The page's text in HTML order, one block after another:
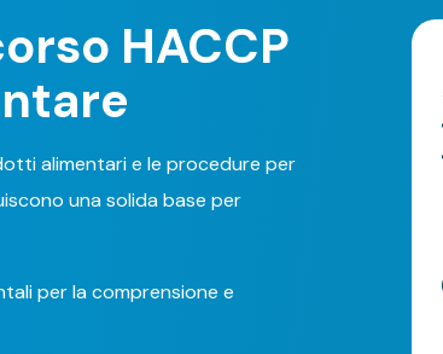
HACCP
alimentari e le procedure per
una solida base per
per la comprensione e